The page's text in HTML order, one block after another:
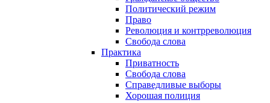
Политический режим
Право
Революция и контрреволюция
Свобода слова
Практика
Приватность
Свобода слова
Справедливые выборы
Хорошая полиция